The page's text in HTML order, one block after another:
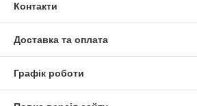
Контакти
Доставка та оплата
Графік роботи